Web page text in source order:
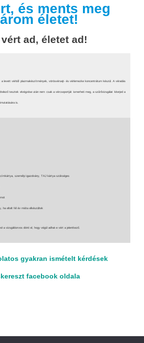
és ments meg
életet!
ad, életet ad!
a levett vérből plazmakészítmények, vörösvérsejt- és vérlemezke koncentrátum készül. A véradás
tesztek elvégzése után nem csak a vércsoportját ismerheti meg, a szűrővizsgálat kiterjed a
is.
személyi igazolvány, TAJ kártya szükséges
ha eltelt fél év mióta elkészültek
a vizsgálóorvos dönti el, hogy végül adhat-e vért a jelentkező.
gyakran ismételt kérdések
facebook oldala